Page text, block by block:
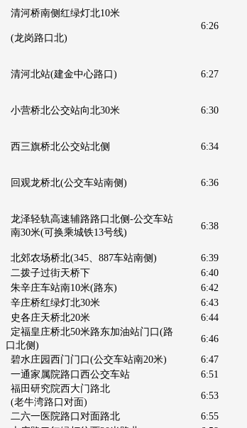
清河桥南侧红绿灯北10米
(龙岗路口北)
6:26
清河北站(建金中心路口) 6:27
小营桥北公交站向北30米 6:30
西三旗桥北公交站北侧 6:34
回观龙桥北(公交车站南侧) 6:36
龙泽轻轨高速辅路路口北侧-公交车站
南30米(可换乘城铁13号线)
6:38
北郊农场桥北(345、887车站南侧)
6:39
二拨子过街天桥下
6:40
朱辛庄车站南10米(路东)
6:42
辛庄桥红绿灯北30米
6:43
史各庄天桥北20米
6:44
定福皇庄桥北50米路东加油站门口(路
口北侧)
6:46
碧水庄园西门门口(公交车站南20米)
6:47
一通家属院路口西公交车站
6:51
福田研究院西大门路北
(老牛湾路口对面)
6:53
二六一医院路口对面路北
6:55